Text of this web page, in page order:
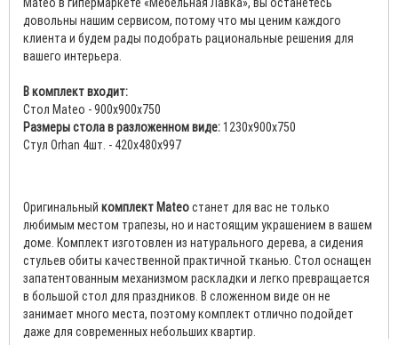
довольны нашим сервисом, потому что мы ценим каждого
клиента и будем рады подобрать рациональные решения для
вашего интерьера.
В комплект входит:
Стол Mateo - 900х900x750
Размеры стола в разложенном виде:1230х900х750
Стул Orhan 4шт. - 420x480x997
Оригинальный комплект Mateoстанет для вас не только
любимым местом трапезы, но и настоящим украшением в вашем
доме. Комплект изготовлен из натурального дерева, а сидения
стульев обиты качественной практичной тканью. Стол оснащен
запатентованным механизмом раскладки и легко превращается
в большой стол для праздников. В сложенном виде он не
занимает много места, поэтому комплект отлично подойдет
даже для современных небольших квартир.